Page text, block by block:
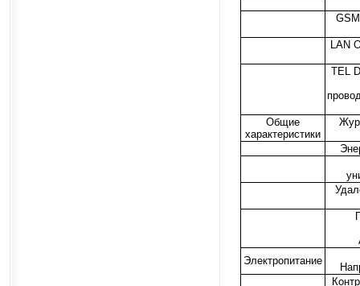
LAN
TEL
Общие
характеристики
Электропитание